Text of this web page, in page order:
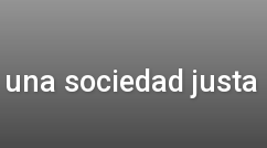
sociedad justa